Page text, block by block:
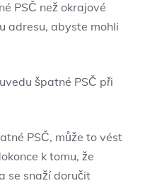
PSČ než okrajové
adresu, abyste mohli
špatné PSČ při
PSČ, může to vést
k tomu, že
se snaží doručit